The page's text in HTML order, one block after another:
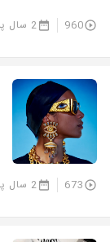
960 2 سال پیش
673 2 سال پیش